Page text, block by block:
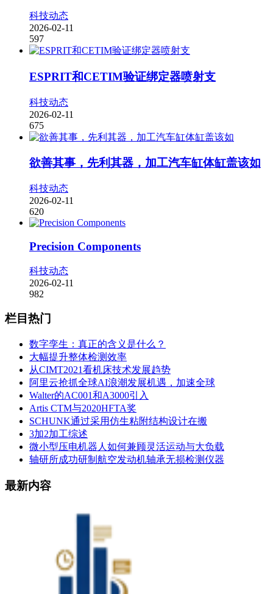
科技动态
2026-02-11
597
ESPRIT和CETIM验证绑定器喷射支
科技动态
2026-02-11
675
欲善其事，先利其器，加工汽车缸体缸盖该如
科技动态
2026-02-11
620
Precision Components
科技动态
2026-02-11
982
栏目热门
数字孪生：真正的含义是什么？
大幅提升整体检测效率
从CIMT2021看机床技术发展趋势
阿里云抢抓全球AI浪潮发展机遇，加速全球
Walter的AC001和A3000引入
Artis CTM与2020HFTA奖
SCHUNK通过采用仿生粘附结构设计在搬
3加2加工综述
微小型压电机器人如何兼顾灵活运动与大负载
轴研所成功研制航空发动机轴承无损检测仪器
最新内容